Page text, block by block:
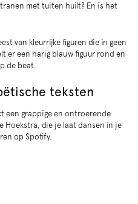
met tuiten huilt? En is het
van kleurrijke figuren die in geen
er een harig blauw figuur rond en
de beat.
teksten
een grappige en ontroerende
Hoekstra, die je laat dansen in je
op Spotify.